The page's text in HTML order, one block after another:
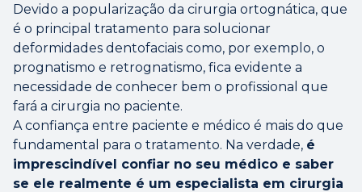
Devido a popularização da cirurgia ortognática, que
é o principal tratamento para solucionar
deformidades dentofaciais como, por exemplo, o
prognatismo e retrognatismo, fica evidente a
necessidade de conhecer bem o profissional que
fará a cirurgia no paciente.
A confiança entre paciente e médico é mais do que
fundamental para o tratamento. Na verdade, é
imprescindível confiar no seu médico e saber
se ele realmente é um especialista em cirurgia